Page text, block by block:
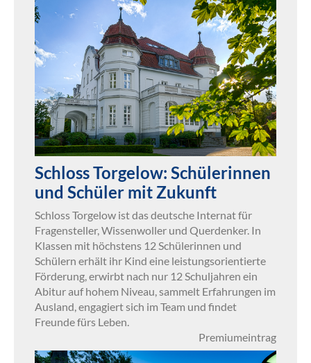
Schloss Torgelow: Schülerinnen
und Schüler mit Zukunft
Schloss Torgelow ist das deutsche Internat für
Fragensteller, Wissenwoller und Querdenker. In
Klassen mit höchstens 12 Schülerinnen und
Schülern erhält ihr Kind eine leistungsorientierte
Förderung, erwirbt nach nur 12 Schuljahren ein
Abitur auf hohem Niveau, sammelt Erfahrungen im
Ausland, engagiert sich im Team und findet
Freunde fürs Leben.
Premiumeintrag